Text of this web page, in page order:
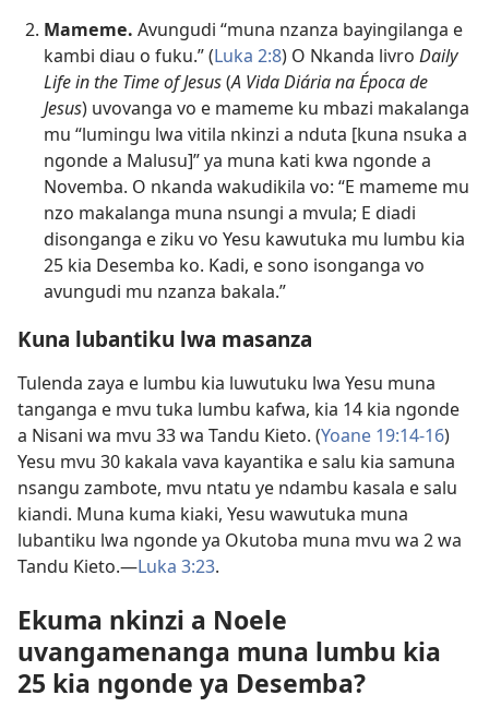
Mameme. Avungudi “muna nzanza bayingilanga e
kambi diau o fuku.” (Luka 2:8) O Nkanda livro Daily
Life in the Time of Jesus(A Vida Diária na Época de
Jesus) uvovanga vo e mameme ku mbazi makalanga
mu “lumingu lwa vitila nkinzi a nduta [kuna nsuka a
ngonde a Malusu]” ya muna kati kwa ngonde a
Novemba. O nkanda wakudikila vo: “E mameme mu
nzo makalanga muna nsungi a mvula; E diadi
disonganga e ziku vo Yesu kawutuka mu lumbu kia
25 kia Desemba ko. Kadi, e sono isonganga vo
avungudi mu nzanza bakala.”
Kuna lubantiku lwa masanza
Tulenda zaya e lumbu kia luwutuku lwa Yesu muna
tanganga e mvu tuka lumbu kafwa, kia 14 kia ngonde
a Nisani wa mvu 33 wa Tandu Kieto. (Yoane 19:14-16)
Yesu mvu 30 kakala vava kayantika e salu kia samuna
nsangu zambote, mvu ntatu ye ndambu kasala e salu
kiandi. Muna kuma kiaki, Yesu wawutuka muna
lubantiku lwa ngonde ya Okutoba muna mvu wa 2 wa
Tandu Kieto.—Luka 3:23.
Ekuma nkinzi a Noele
uvangamenanga muna lumbu kia
25 kia ngonde ya Desemba?